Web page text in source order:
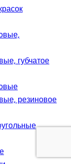
губчатое
резиновое